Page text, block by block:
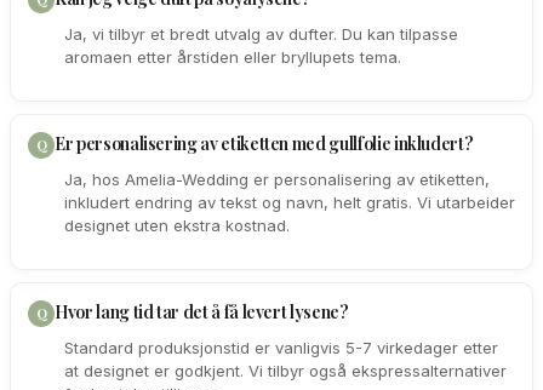
Ja, vi tilbyr et bredt utvalg av dufter. Du kan tilpasse
aromaen etter årstiden eller bryllupets tema.
Er personalisering av etiketten med gullfolie inkludert?
Ja, hos Amelia-Wedding er personalisering av etiketten,
inkludert endring av tekst og navn, helt gratis. Vi utarbeider
designet uten ekstra kostnad.
Hvor lang tid tar det å få levert lysene?
Standard produksjonstid er vanligvis 5-7 virkedager etter
at designet er godkjent. Vi tilbyr også ekspressalternativer